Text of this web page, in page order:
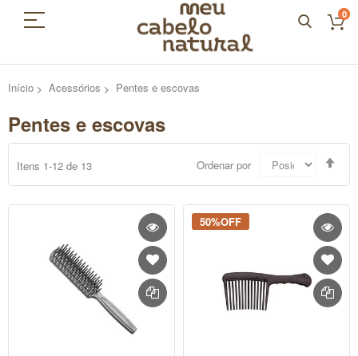
0
Início Acessórios Pentes e escovas
Pentes e escovas
Itens 1-12 de 13 Ordenar por
50%OFF